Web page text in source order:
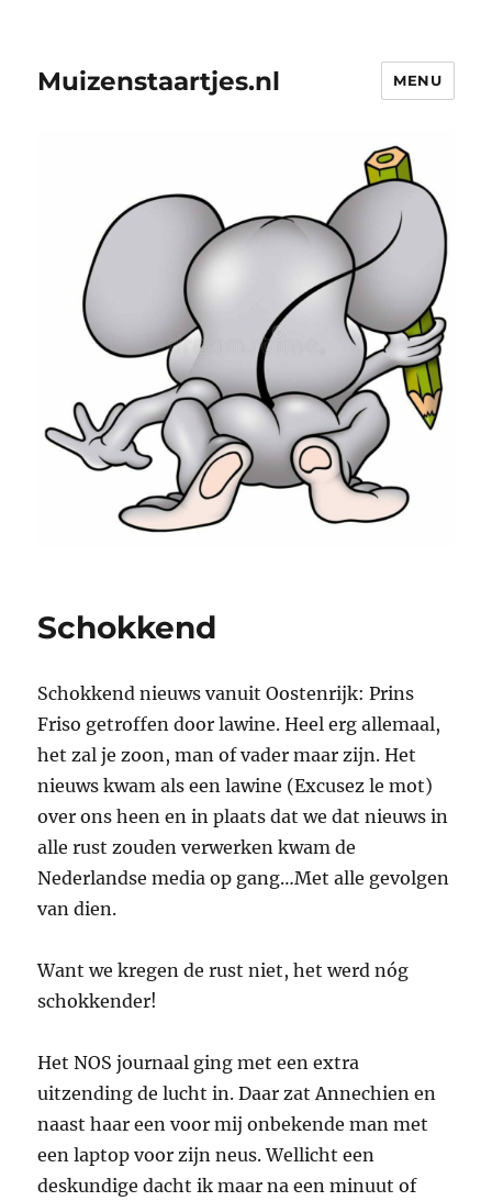
Muizenstaartjes.nl MENU
Schokkend
Schokkend nieuws vanuit Oostenrijk: Prins
Friso getroffen door lawine. Heel erg allemaal,
het zal je zoon, man of vader maar zijn. Het
nieuws kwam als een lawine (Excusez le mot)
over ons heen en in plaats dat we dat nieuws in
alle rust zouden verwerken kwam de
Nederlandse media op gang…Met alle gevolgen
van dien.
Want we kregen de rust niet, het werd nóg
schokkender!
Het NOS journaal ging met een extra
uitzending de lucht in. Daar zat Annechien en
naast haar een voor mij onbekende man met
een laptop voor zijn neus. Wellicht een
deskundige dacht ik maar na een minuut of